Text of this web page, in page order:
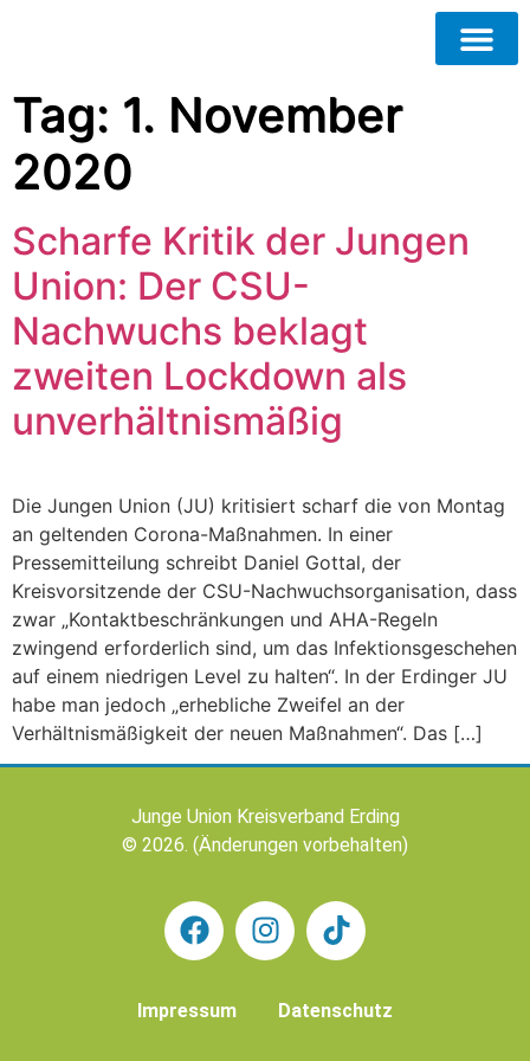
Tag: 1. November
2020
Scharfe Kritik der Jungen
Union: Der CSU-
Nachwuchs beklagt
zweiten Lockdown als
unverhältnismäßig
Die Jungen Union (JU) kritisiert scharf die von Montag
an geltenden Corona-Maßnahmen. In einer
Pressemitteilung schreibt Daniel Gottal, der
Kreisvorsitzende der CSU-Nachwuchsorganisation, dass
zwar „Kontaktbeschränkungen und AHA-Regeln
zwingend erforderlich sind, um das Infektionsgeschehen
auf einem niedrigen Level zu halten“. In der Erdinger JU
habe man jedoch „erhebliche Zweifel an der
Verhältnismäßigkeit der neuen Maßnahmen“. Das […]
Junge Union Kreisverband Erding
© 2026. (Änderungen vorbehalten)
Impressum Datenschutz